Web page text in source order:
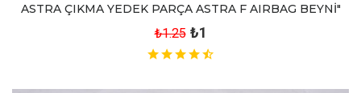
ASTRA ÇIKMA YEDEK PARÇA ASTRA F AIRBAG BEYNİ"
₺1.25 ₺1